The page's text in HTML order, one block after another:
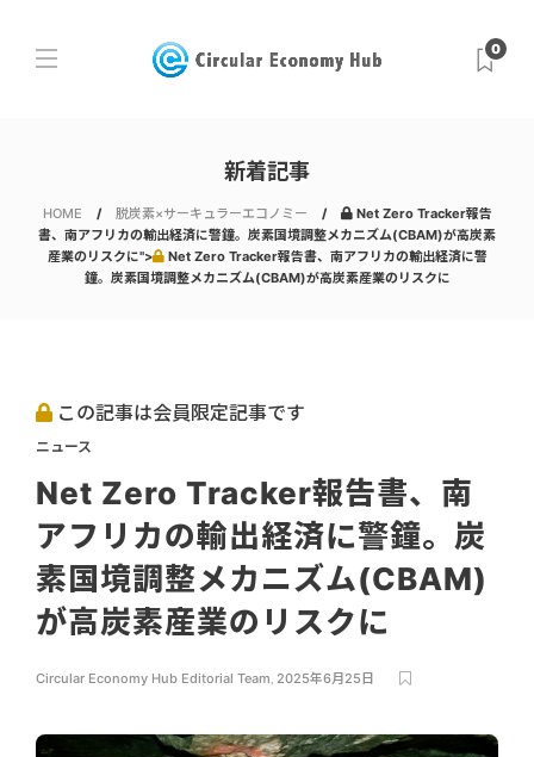
0
新着記事
HOME 脱炭素×サーキュラーエコノミー
Net Zero Tracker報告
書、南アフリカの輸出経済に警鐘。炭素国境調整メカニズム(CBAM)が高炭素
産業のリスクに">
Net Zero Tracker報告書、南アフリカの輸出経済に警
鐘。炭素国境調整メカニズム(CBAM)が高炭素産業のリスクに
この記事は会員限定記事です
ニュース
Net Zero Tracker報告書、南
アフリカの輸出経済に警鐘。炭
素国境調整メカニズム(CBAM)
が高炭素産業のリスクに
Circular Economy Hub Editorial Team, 2025年6月25日